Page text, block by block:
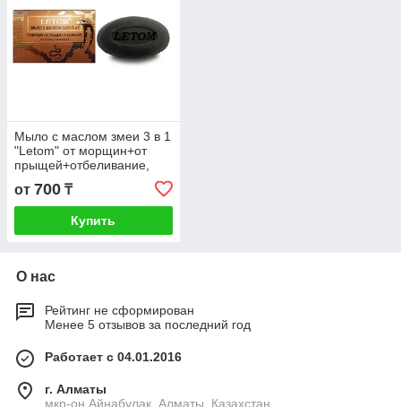
Мыло с маслом змеи 3 в 1
"Letom" от морщин+от
прыщей+отбеливание,
коллаген, витамин Е
от 700 ₸
Купить
О нас
Рейтинг не сформирован
Менее 5 отзывов за последний год
Работает с 04.01.2016
г. Алматы
мкр-он Айнабулак, Алматы, Казахстан